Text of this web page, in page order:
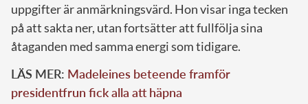
uppgifter är anmärkningsvärd. Hon visar inga tecken
på att sakta ner, utan fortsätter att fullfölja sina
åtaganden med samma energi som tidigare.
LÄS MER: Madeleines beteende framför
presidentfrun fick alla att häpna